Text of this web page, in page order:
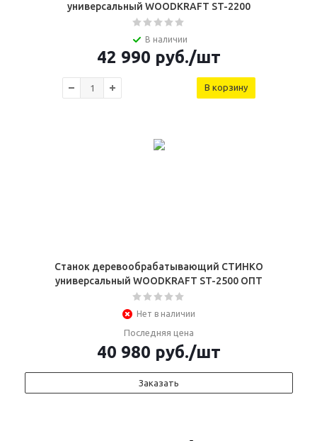
универсальный WOODKRAFT ST-2200
В наличии
42 990 руб./шт
В корзину
Станок деревообрабатывающий СТИНКО
универсальный WOODKRAFT ST-2500 ОПТ
Нет в наличии
Последняя цена
40 980 руб./шт
Заказать